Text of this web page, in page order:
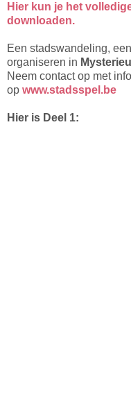
Hier kun je het
downloaden.
Een stadswandeling,
organiseren in
Neem contact op met
op www.stadsspel.be
Hier is Deel 1: